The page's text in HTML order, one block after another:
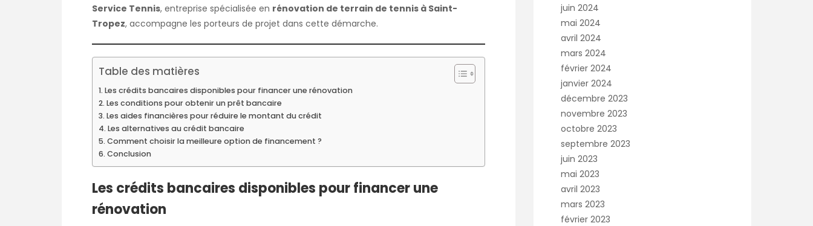
Service Tennis, entreprise spécialisée en rénovation de terrain de tennis à Saint-
Tropez, accompagne les porteurs de projet dans cette démarche.
Table des matières
Les crédits bancaires disponibles pour financer une rénovation
Les conditions pour obtenir un prêt bancaire
Les aides financières pour réduire le montant du crédit
Les alternatives au crédit bancaire
Comment choisir la meilleure option de financement ?
Conclusion
Les crédits bancaires disponibles pour financer une
rénovation
juin 2024
mai 2024
avril 2024
mars 2024
février 2024
janvier 2024
décembre 2023
novembre 2023
octobre 2023
septembre 2023
juin 2023
mai 2023
avril 2023
mars 2023
février 2023